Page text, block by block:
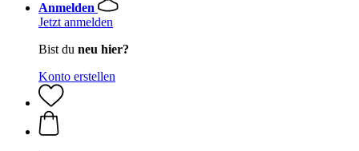
Anmelden
Jetzt anmelden
Bist du neu hier?
Konto erstellen